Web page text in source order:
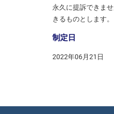
永久に提訴できま
きるものとします。
制定日
2022年06月21日